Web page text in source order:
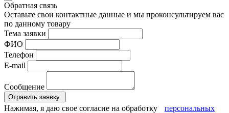
Обратная связь
Оставьте свои контактные данные и мы проконсультируем вас
по данному товару
Тема заявки
ФИО
Телефон
E-mail
Сообщение
Отравить заявку
Нажимая, я даю свое согласие на обработку персональных